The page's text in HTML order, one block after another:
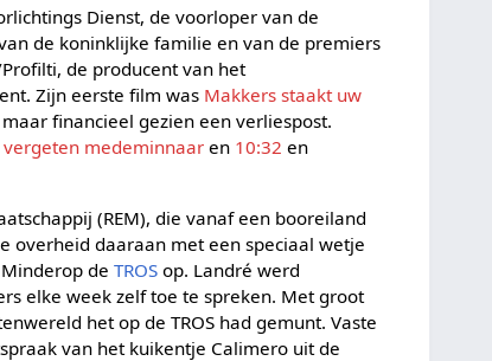
Dienst, de voorloper van de
de koninklijke familie en van de premiers
de producent van het
Zijn eerste film was Makkers staakt uw
financieel gezien een verliespost.
vergeten medeminnaaren 10:32 en
(REM), die vanaf een booreiland
overheid daaraan met een speciaal wetje
Minderop deTROS op. Landré werd
elke week zelf toe te spreken. Met groot
het op de TROS had gemunt. Vaste
van het kuikentje Calimero uit de